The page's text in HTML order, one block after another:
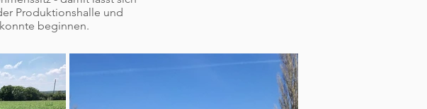
Produktionshalle und
beginnen.